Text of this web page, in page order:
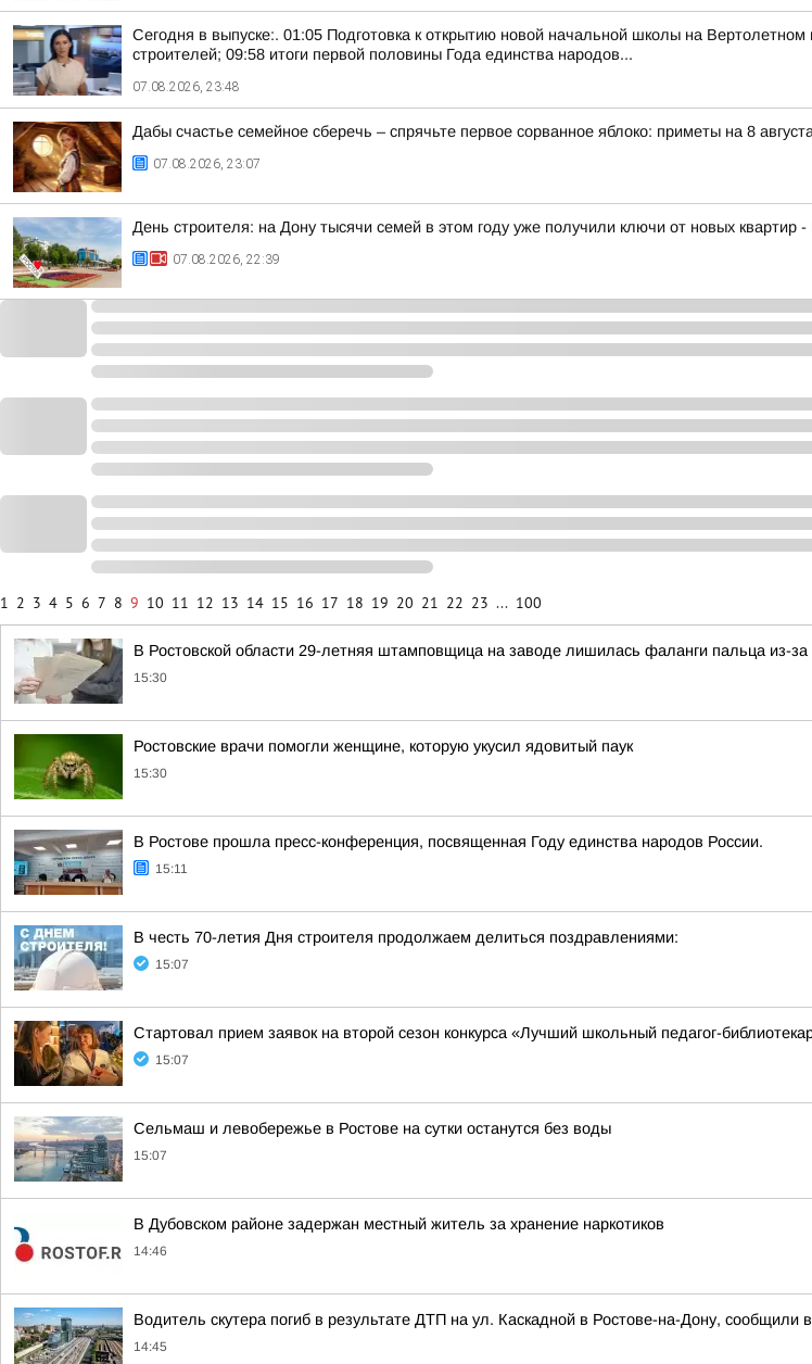
Сегодня в выпуске:. 01:05 Подготовка к открытию новой начальной школы на Вертолетном
строителей; 09:58 итоги первой половины Года единства народов...
07.08.2026, 23:48
Дабы счастье семейное сберечь – спрячьте первое сорванное яблоко: приметы на 8 августа
07.08.2026, 23:07
День строителя: на Дону тысячи семей в этом году уже получили ключи от новых квартир
07.08.2026, 22:39
1 2 3 4 5 6 7 8 9 10 11 12 13 14 15 16 17 18 19 20 21 22 23 ... 100
В Ростовской области 29-летняя штамповщица на заводе лишилась фаланги пальца из-
15:30
Ростовские врачи помогли женщине, которую укусил ядовитый паук
15:30
В Ростове прошла пресс-конференция, посвященная Году единства народов России.
15:11
В честь 70-летия Дня строителя продолжаем делиться поздравлениями:
15:07
Стартовал прием заявок на второй сезон конкурса «Лучший школьный педагог-
15:07
Сельмаш и левобережье в Ростове на сутки останутся без воды
15:07
В Дубовском районе задержан местный житель за хранение наркотиков
14:46
Водитель скутера погиб в результате ДТП на ул. Каскадной в Ростове-на-Дону, сообщили
14:45